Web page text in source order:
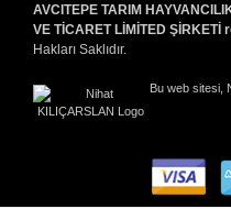
AVCITEPE TARIM
VE TİCARET LİMİTED
Hakları Saklıdır.
Bu web sitesi,